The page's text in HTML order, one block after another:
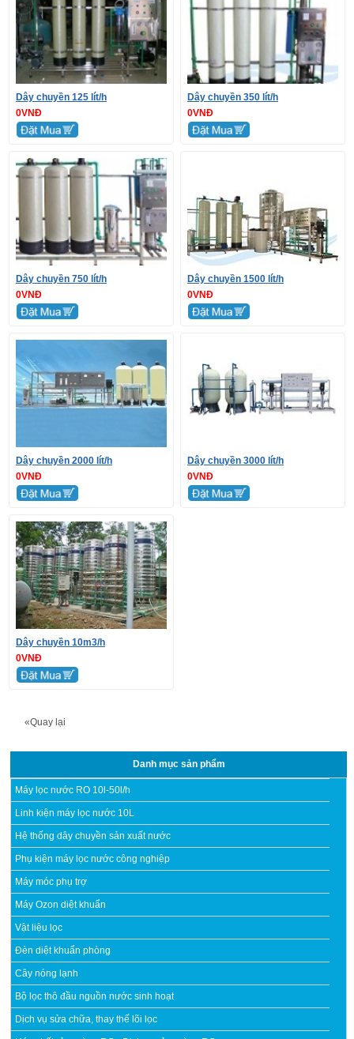
Danh mục sản phẩm
Máy lọc nước RO 10l-50l/h
Linh kiện máy lọc nước 10L
Hệ thống dây chuyền sản xuất nước
Phụ kiện máy lọc nước công nghiệp
Máy móc phụ trợ
Máy Ozon diệt khuẩn
Vật liệu lọc
Đèn diệt khuẩn phòng
Cây nóng lạnh
Bộ lọc thô đầu nguồn nước sinh hoạt
Dịch vụ sửa chữa, thay thế lõi lọc
Dây chuyền 125 lít/h
0VNĐ
Dây chuyền 350 lít/h
0VNĐ
Dây chuyền 750 lít/h
0VNĐ
Dây chuyền 1500 lít/h
0VNĐ
Dây chuyền 2000 lít/h
0VNĐ
Dây chuyền 3000 lít/h
0VNĐ
Dây chuyền 10m3/h
0VNĐ
«Quay lại